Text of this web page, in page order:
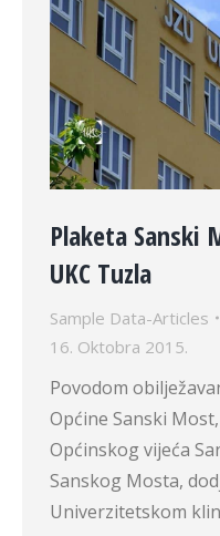
Plaketa Sanski
UKC Tuzla
Sample Data-Articles
16. Oktobra 2015.
Povodom
Općine Sanski
Općinskog vijeća
Sanskog Mosta,
Univerzitetskom